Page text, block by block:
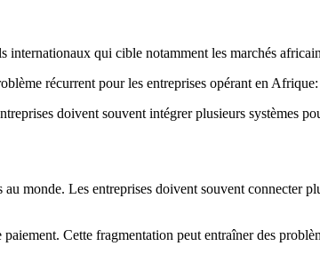
qui cible notamment les marchés
récurrent pour les entreprises opérant en
doivent souvent intégrer plusieurs systèmes
monde. Les entreprises doivent souvent connecter
Cette fragmentation peut entraîner des